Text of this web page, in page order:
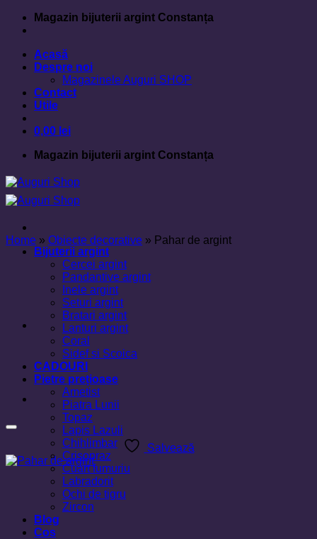
Skip
Magazin bijuterii argint Constanța
Acasă
Despre noi
Magazinele Auguri SHOP
Contact
Utile
0,00 lei
Magazin bijuterii argint Constanța
Bijuterii argint
Cercei argint
Pandantive argint
Inele argint
Seturi argint
Bratari argint
Lanturi argint
Coral
Sidef si Scoica
CADOURI
Pietre prețioase
Ametist
Piatra Lunii
Topaz
Lapis Lazuli
Chihlimbar
Crisopraz
Cuart fumuriu
Labradorit
Ochi de tigru
Zircon
Blog
Cos
Home » Obiecte decorative » Pahar de argint
Salvează